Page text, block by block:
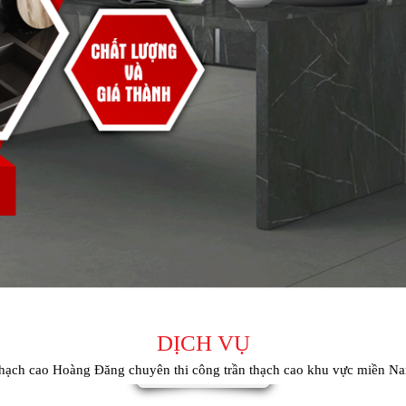
DỊCH VỤ
cao Hoàng Đăng chuyên thi công trần thạch cao khu vực miền